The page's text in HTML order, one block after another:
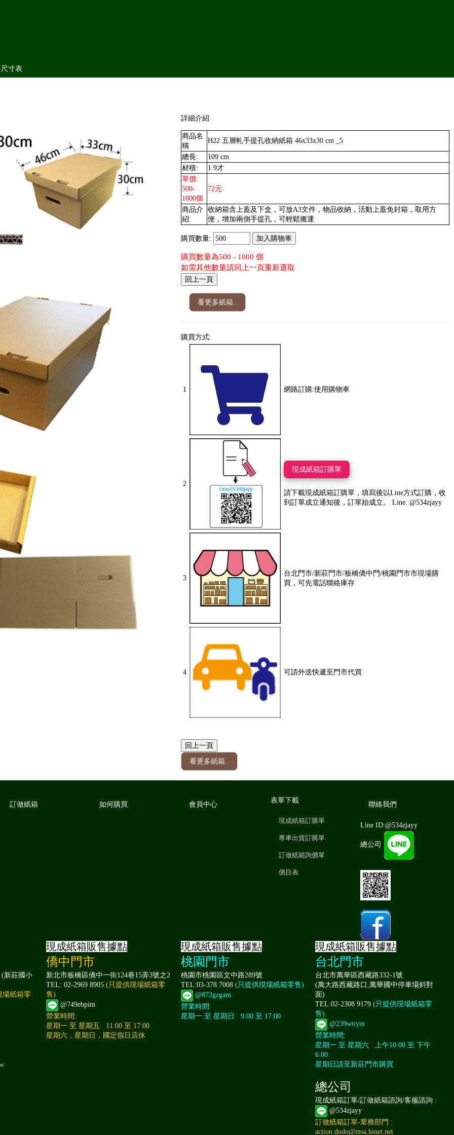
尺寸表
詳細介紹
商品名
稱
H22 五層軋手提孔收納紙箱 46x33x30 cm _5
總長:
109 cm
材積:
1.9才
單價:
500-
1000個
72元
商品介
紹:
收納箱含上蓋及下盒，可放A3文件，物品收納，活動上蓋免封箱，取用方
便，增加兩側手提孔，可輕鬆搬運
購買數量:
購買數量為500 - 1000 個
如需其他數量請回上一頁重新選取
看更多紙箱..
購買方式:
1 網路訂購:使用購物車
2
現成紙箱訂購單
請下載現成紙箱訂購單，填寫後以Line方式訂購，收
到訂單成立通知後，訂單始成立。 Line: @534zjayy
3
台北門市/新莊門市/板橋僑中門/桃園門市市現場購
買，可先電話聯絡庫存
4 可請外送快遞至門市代買
看更多紙箱..
訂做紙箱 如何購買 會員中心
表單下載
現成紙箱訂購單
專車出貨訂購單
訂做紙箱詢價單
價目表
聯絡我們
Line ID:@534zjayy
總公司
(新莊國小
場紙箱零
現成紙箱販售據點
僑中門市
新北市板橋區僑中一街124巷15弄3號之2
TEL: 02-2969 8905(只提供現場紙箱零
售)
@749ebpim
營業時間:
星期一 至 星期五 11:00 至 17:00
星期六，星期日，國定假日店休
現成紙箱販售據點
桃園門市
桃園市桃園區文中路289號
TEL:03-378 7008 (只提供現場紙箱零售)
@872gzgam
營業時間:
星期一 至 星期日 9:00 至 17:00
現成紙箱販售據點
台北門市
台北市萬華區西藏路332-1號
(萬大路西藏路口,萬華國中停車場斜對
面)
TEL:02-2308 9179(只提供現場紙箱零
售)
@239wtiym
營業時間:
星期一 至 星期六 上午10:00 至 下午
6:00
星期日請至新莊門市購買
總公司
現成紙箱訂單/訂做紙箱諮詢/客服諮詢 :
@534zjayy
訂做紙箱訂單-業務部門 :
action.dodo@msa.hinet.net